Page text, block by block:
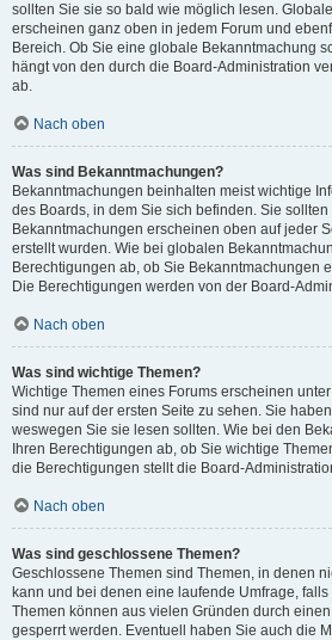
sollten Sie sie so bald wie möglich lesen.
erscheinen ganz oben in jedem Forum und
Bereich. Ob Sie eine globale Bekanntmachung
hängt von den durch die Board-Administration
ab.
Nach oben
Was sind Bekanntmachungen?
Bekanntmachungen beinhalten meist wichtige
des Boards, in dem Sie sich befinden. Sie sollten
Bekanntmachungen erscheinen oben auf jeder
erstellt wurden. Wie bei globalen
Berechtigungen ab, ob Sie Bekanntmachungen
Die Berechtigungen werden von der Board-
Nach oben
Was sind wichtige Themen?
Wichtige Themen eines Forums erscheinen
sind nur auf der ersten Seite zu sehen. Sie
weswegen Sie sie lesen sollten. Wie bei den
Ihren Berechtigungen ab, ob Sie wichtige
die Berechtigungen stellt die Board-
Nach oben
Was sind geschlossene Themen?
Geschlossene Themen sind Themen, in denen
kann und bei denen eine laufende Umfrage,
Themen können aus vielen Gründen durch
gesperrt werden. Eventuell haben Sie auch die